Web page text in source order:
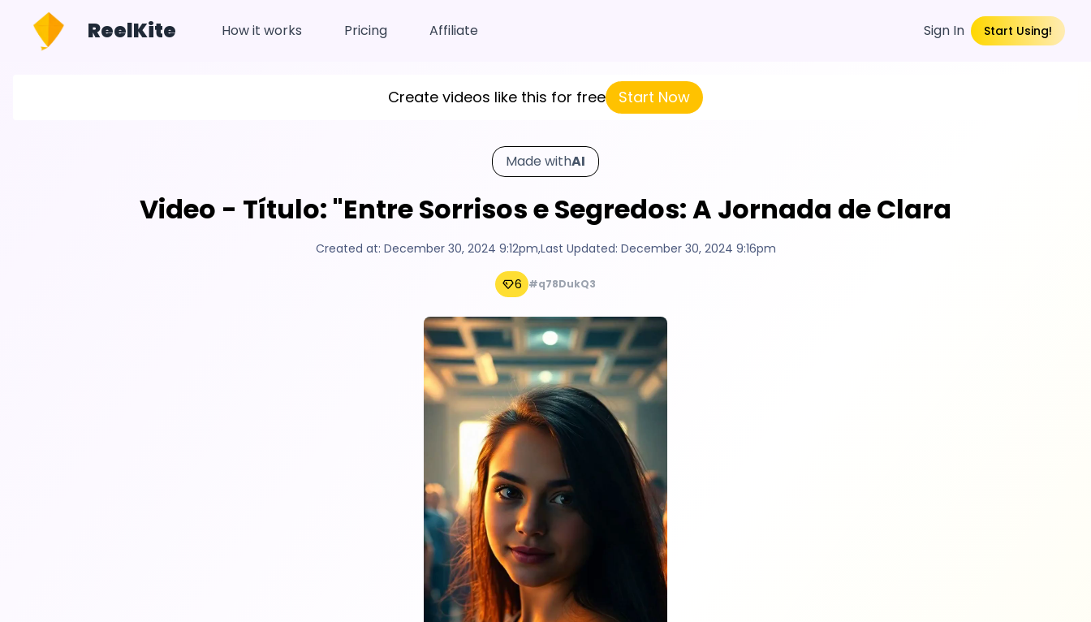
ReelKite How it works Pricing Affiliate Sign In Start Using!
Create videos like this for free Start Now
Made withAI
Video - Título: "Entre Sorrisos e Segredos: A Jornada de Clara
Created at: December 30, 2024 9:12pm,Last Updated: December 30, 2024 9:16pm
6 #q78DukQ3